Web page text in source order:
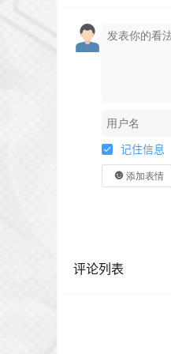
记住信息
添加表情
评论列表